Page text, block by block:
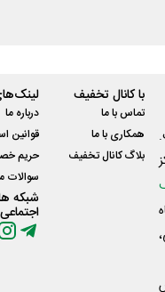
با کانال تخفیف
تماس با ما
همکاری با ما
بلاگ کانال تخفیف
درباره ما
قوانین
حریم
سوالات
شبکه
اجتماعی